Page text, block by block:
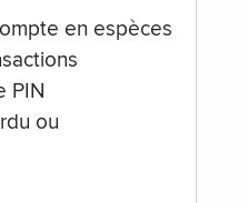
en espèces
PIN
ou